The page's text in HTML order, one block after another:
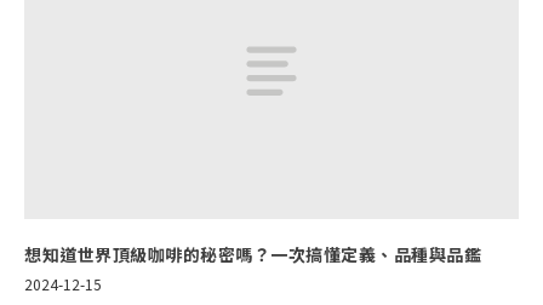
想知道世界頂級咖啡的秘密嗎？一次搞懂定義、品種與品鑑
2024-12-15